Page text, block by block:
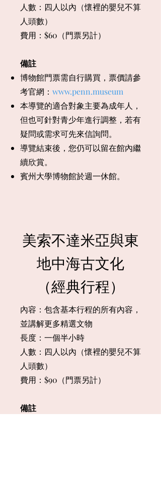
人數：四人以內（懷裡的嬰兒不算
人頭數）
​費用：$60（門票另計）
備註
​博物館門票需自行購買，票價請參
考官網： www.penn.museum
本導覽的適合對象主要為成年人，
但也可針對青少年進行調整，若有
疑問或需求可先來信詢問。
導覽結束後，您仍可以留在館內繼
續欣賞。
賓州大學博物館於週一休館。
​美索不達米亞與東
地中海古文化
（經典行程）
​內容：包含基本行程的所有內容，
並講解更多精選文物
長度：一個半小時
人數：四人以內（懷裡的嬰兒不算
人頭數）
​費用：$90（門票另計）
備註